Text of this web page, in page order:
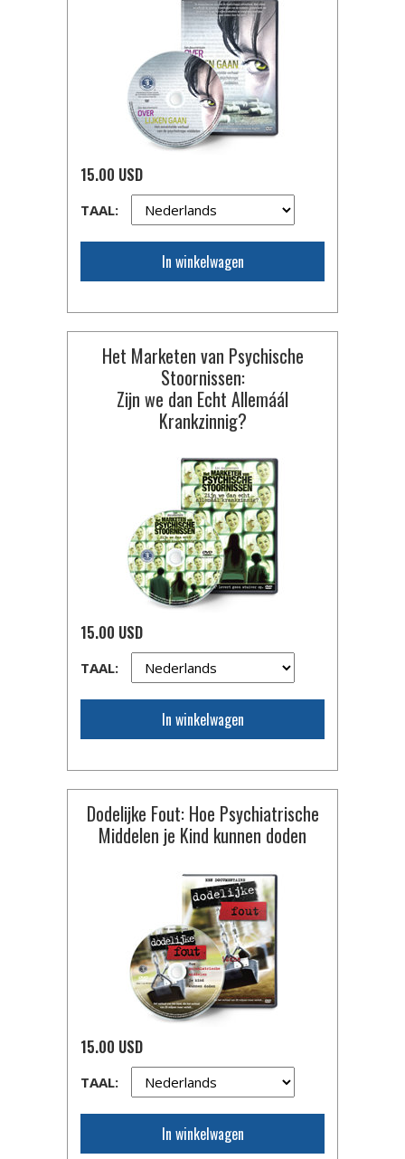
15.00 USD
TAAL:
In winkelwagen
Het Marketen van Psychische
Stoornissen:
Zijn we dan Echt Allemáál
Krankzinnig?
15.00 USD
TAAL:
In winkelwagen
Dodelijke Fout: Hoe Psychiatrische
Middelen je Kind kunnen doden
15.00 USD
TAAL:
In winkelwagen